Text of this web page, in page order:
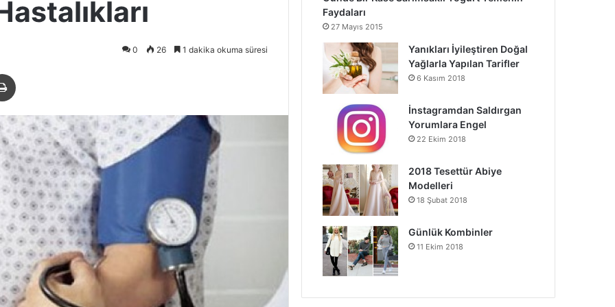
0 26 1 dakika okuma süresi
Faydaları
27 Mayıs 2015
Yanıkları İyileştiren Doğal
Yağlarla Yapılan Tarifler
6 Kasım 2018
İnstagramdan Saldırgan
Yorumlara Engel
22 Ekim 2018
2018 Tesettür Abiye
Modelleri
18 Şubat 2018
Günlük Kombinler
11 Ekim 2018